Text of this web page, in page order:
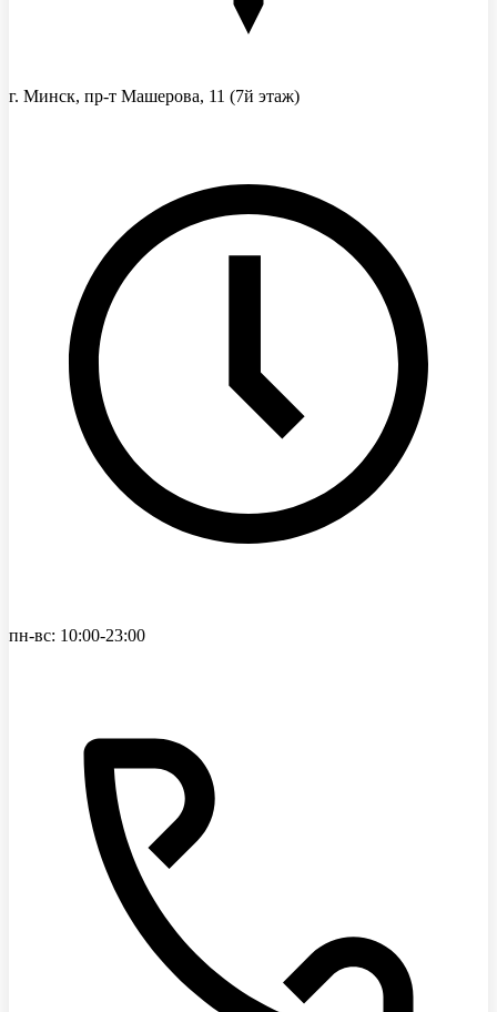
г. Минск, пр-т Машерова, 11 (7й этаж)
пн-вс: 10:00-23:00